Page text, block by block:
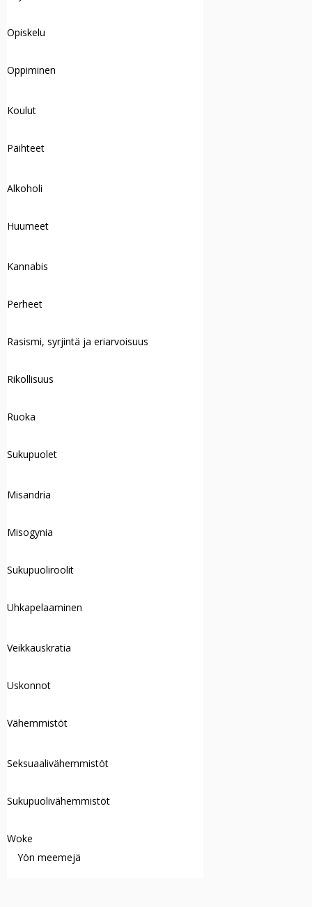
Opiskelu
Oppiminen
Koulut
Päihteet
Alkoholi
Huumeet
Kannabis
Perheet
Rasismi, syrjintä ja eriarvoisuus
Rikollisuus
Ruoka
Sukupuolet
Misandria
Misogynia
Sukupuoliroolit
Uhkapelaaminen
Veikkauskratia
Uskonnot
Vähemmistöt
Seksuaalivähemmistöt
Sukupuolivähemmistöt
Woke
Yön meemejä